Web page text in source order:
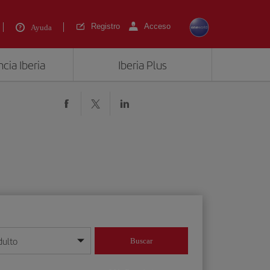
Ayuda Registro Acceso
Iberia Iberia Plus
mes/año
Buscar